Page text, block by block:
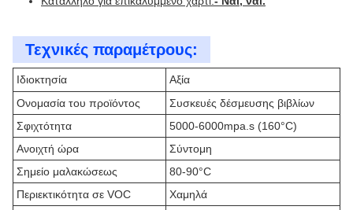
Τεχνικές παραμέτρους:
Ιδιοκτησία
Αξία
Ονομασία του προϊόντος
Συσκευές δέσμευσης βιβλίων
Σφιχτότητα
5000-6000mpa.s (160°C)
Ανοιχτή ώρα
Σύντομη
Σημείο μαλακώσεως
80-90°C
Περιεκτικότητα σε VOC
Χαμηλά